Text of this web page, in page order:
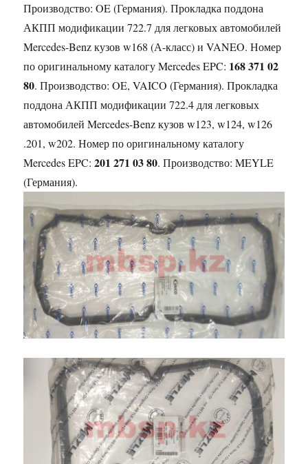
Производство: OE (Германия). Прокладка поддона
АКПП модификации 722.7 для легковых автомобилей
Mercedes-Benz кузов w168 (А-класс) и VANEO. Номер
по оригинальному каталогу Mercedes EPC: 168 371 02
80. Производство: OE, VAICO (Германия). Прокладка
поддона АКПП модификации 722.4 для легковых
автомобилей Mercedes-Benz кузов w123, w124, w126
.201, w202. Номер по оригинальному каталогу
Mercedes EPC:201 271 03 80. Производство: MEYLE
(Германия).